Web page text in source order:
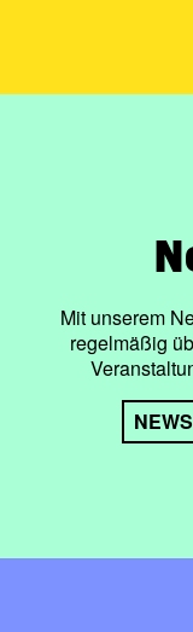
Mit unserem
regelmäßig